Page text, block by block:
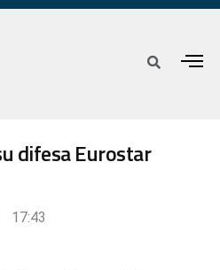
difesa Eurostar
17:43